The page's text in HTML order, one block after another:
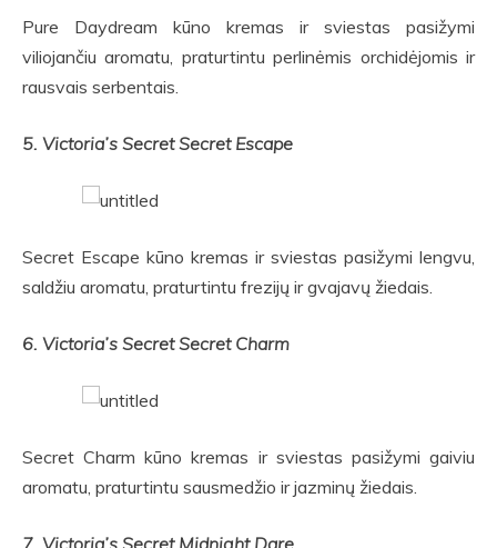
Pure Daydream kūno kremas ir sviestas pasižymi
viliojančiu aromatu, praturtintu perlinėmis orchidėjomis ir
rausvais serbentais.
5. Victoria’s Secret Secret Escape
Secret Escape kūno kremas ir sviestas pasižymi lengvu,
saldžiu aromatu, praturtintu frezijų ir gvajavų žiedais.
6. Victoria’s Secret Secret Charm
Secret Charm kūno kremas ir sviestas pasižymi gaiviu
aromatu, praturtintu sausmedžio ir jazminų žiedais.
7. Victoria’s Secret Midnight Dare